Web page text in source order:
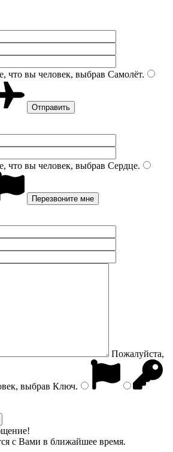
что вы человек, выбрав Самолёт.
что вы человек, выбрав Сердце.
Пожалуйста,
выбрав Ключ.
с Вами в ближайшее время.